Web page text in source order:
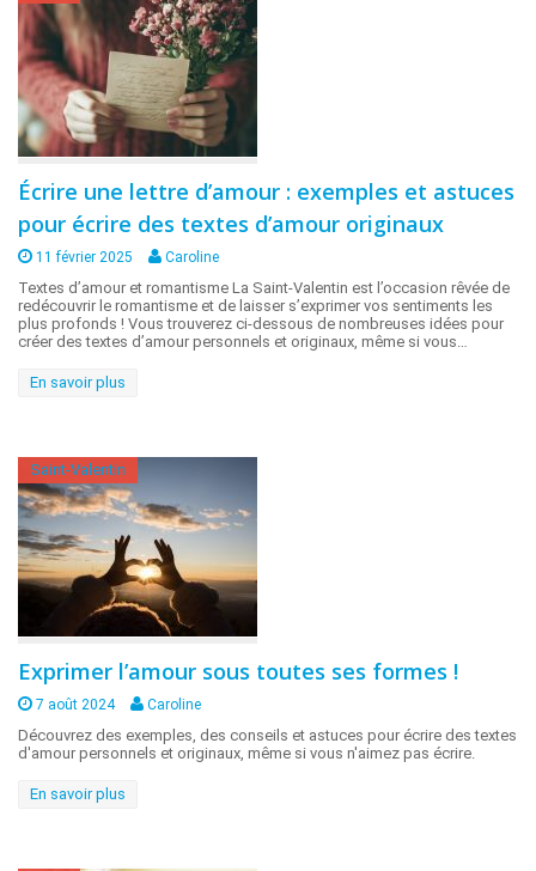
Écrire une lettre d’amour : exemples et astuces
pour écrire des textes d’amour originaux
11 février 2025 Caroline
Textes d’amour et romantisme La Saint-Valentin est l’occasion rêvée de
redécouvrir le romantisme et de laisser s’exprimer vos sentiments les
plus profonds ! Vous trouverez ci-dessous de nombreuses idées pour
créer des textes d’amour personnels et originaux, même si vous…
En savoir plus
Saint-Valentin
Exprimer l’amour sous toutes ses formes !
7 août 2024 Caroline
Découvrez des exemples, des conseils et astuces pour écrire des textes
d'amour personnels et originaux, même si vous n'aimez pas écrire.
En savoir plus